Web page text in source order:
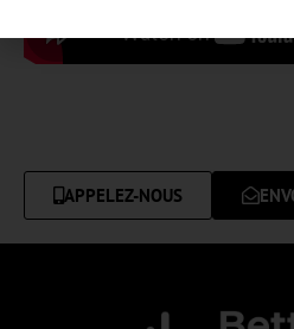
APPELEZ-NOUS